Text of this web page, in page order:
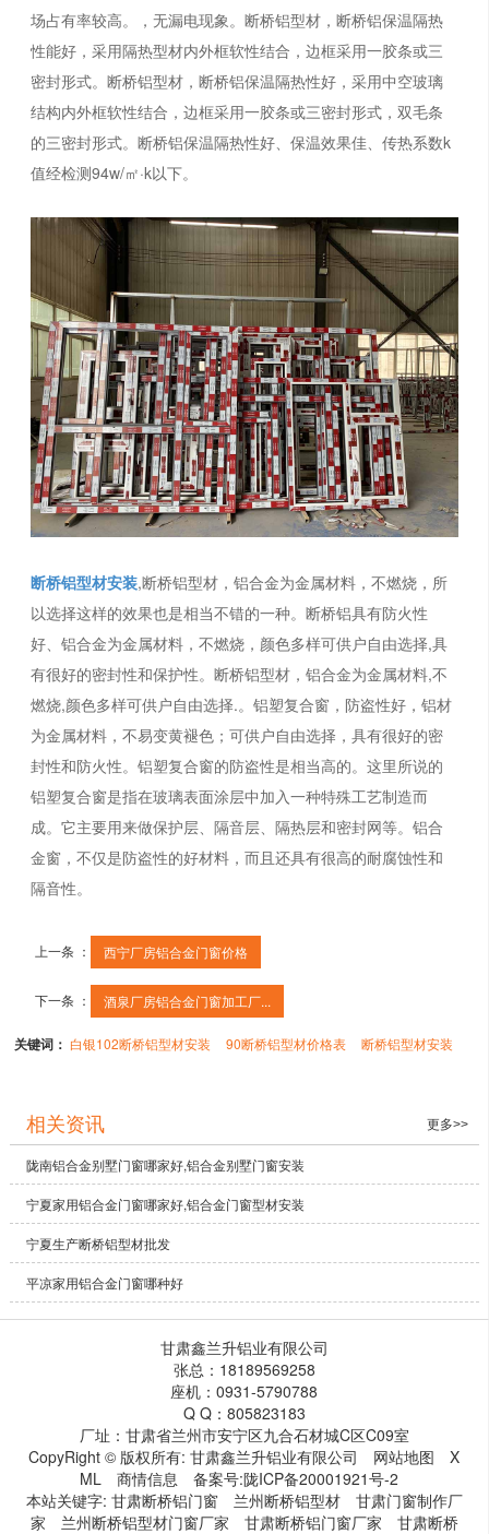
场占有率较高。，无漏电现象。断桥铝型材，断桥铝保温隔热
性能好，采用隔热型材内外框软性结合，边框采用一胶条或三
密封形式。断桥铝型材，断桥铝保温隔热性好，采用中空玻璃
结构内外框软性结合，边框采用一胶条或三密封形式，双毛条
的三密封形式。断桥铝保温隔热性好、保温效果佳、传热系数k
值经检测94w/㎡·k以下。
断桥铝型材安装,断桥铝型材，铝合金为金属材料，不燃烧，所
以选择这样的效果也是相当不错的一种。断桥铝具有防火性
好、铝合金为金属材料，不燃烧，颜色多样可供户自由选择,具
有很好的密封性和保护性。断桥铝型材，铝合金为金属材料,不
燃烧,颜色多样可供户自由选择.。铝塑复合窗，防盗性好，铝材
为金属材料，不易变黄褪色；可供户自由选择，具有很好的密
封性和防火性。铝塑复合窗的防盗性是相当高的。这里所说的
铝塑复合窗是指在玻璃表面涂层中加入一种特殊工艺制造而
成。它主要用来做保护层、隔音层、隔热层和密封网等。铝合
金窗，不仅是防盗性的好材料，而且还具有很高的耐腐蚀性和
隔音性。
上一条 ： 西宁厂房铝合金门窗价格
下一条 ： 酒泉厂房铝合金门窗加工厂...
关键词： 白银102断桥铝型材安装 90断桥铝型材价格表 断桥铝型材安装
相关资讯 更多>>
陇南铝合金别墅门窗哪家好,铝合金别墅门窗安装
宁夏家用铝合金门窗哪家好,铝合金门窗型材安装
宁夏生产断桥铝型材批发
平凉家用铝合金门窗哪种好
甘肃鑫兰升铝业有限公司
张总：18189569258
座机：0931-5790788
Q Q：805823183
厂址：甘肃省兰州市安宁区九合石材城C区C09室
CopyRight © 版权所有:甘肃鑫兰升铝业有限公司 网站地图
X
ML
商情信息 备案号:陇ICP备20001921号-2
本站关键字: 甘肃断桥铝门窗 兰州断桥铝型材
甘肃门窗制作厂
家
兰州断桥铝型材门窗厂家 甘肃断桥铝门窗厂家
甘肃断桥